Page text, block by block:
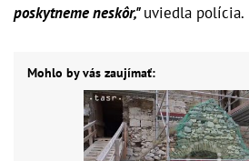
poskytneme neskôr,"uviedla polícia.
Mohlo by vás zaujímať: